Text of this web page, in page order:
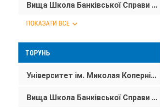
Вища Школа Банківської Справи в Познані
ПОКАЗАТИ ВСЕ
ТОРУНЬ
Університет ім. Миколая Коперніка в Торуні
Вища Школа Банківської Справи в Торуні